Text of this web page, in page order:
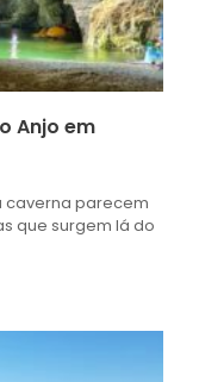
Anjo em
caverna parecem
que surgem lá do